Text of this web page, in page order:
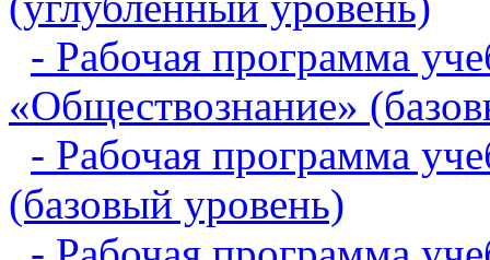
- Рабочая программа
«Обществознание»
- Рабочая программа
(базовый уровень)